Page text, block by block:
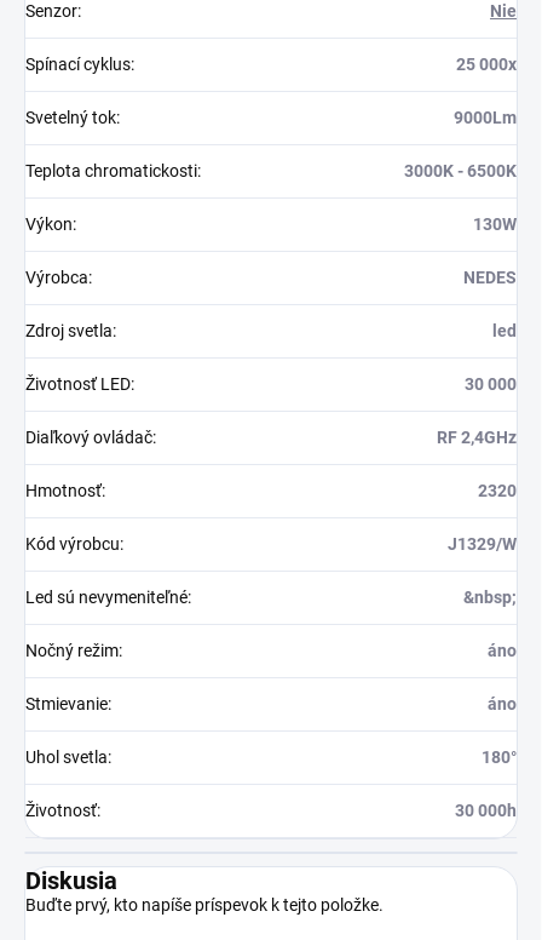
Senzor: Nie
Spínací cyklus: 25 000x
Svetelný tok: 9000Lm
Teplota chromatickosti: 3000K - 6500K
Výkon: 130W
Výrobca: NEDES
Zdroj svetla: led
Životnosť LED: 30 000
Diaľkový ovládač: RF 2,4GHz
Hmotnosť: 2320
Kód výrobcu: J1329/W
Led sú nevymeniteľné: &nbsp;
Nočný režim: áno
Stmievanie: áno
Uhol svetla: 180°
Životnosť: 30 000h
Diskusia
Buďte prvý, kto napíše príspevok k tejto položke.